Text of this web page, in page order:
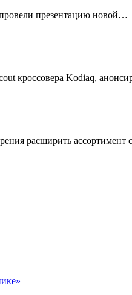
презентацию новой…
кроссовера Kodiaq,
расширить